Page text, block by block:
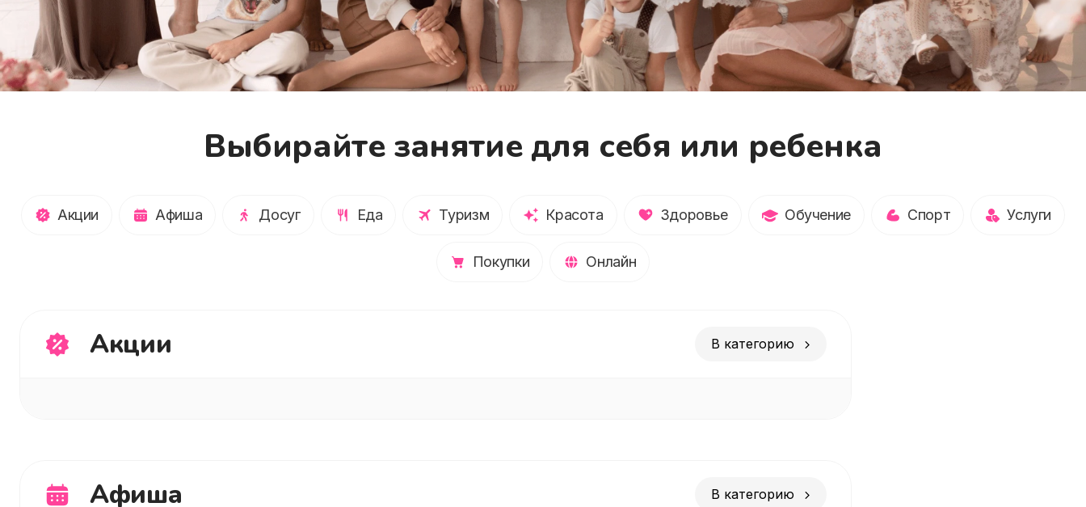
Выбирайте занятие для себя или ребенка
Акции Афиша Досуг Еда Туризм Красота Здоровье Обучение Спорт Услуги
Покупки Онлайн
Акции В категорию
Афиша В категорию